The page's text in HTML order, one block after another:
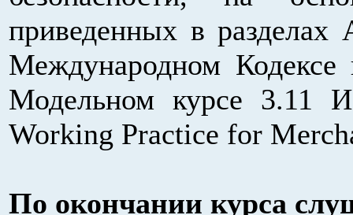
приведенных в
Международном Кодексе
Модельном курсе 3.11
Working Practice for
По окончании курса